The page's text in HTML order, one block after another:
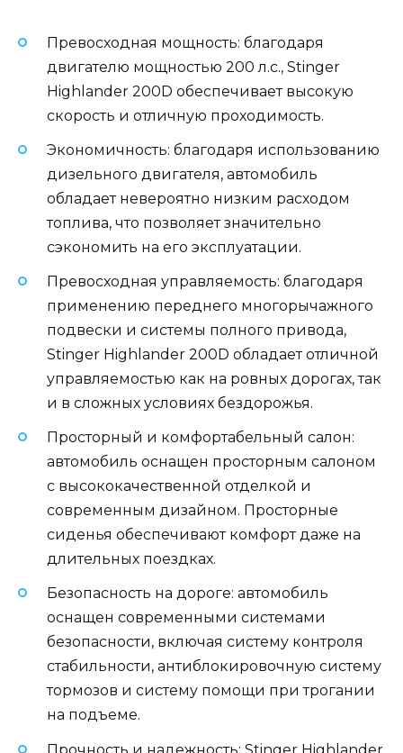
Превосходная мощность: благодаря
двигателю мощностью 200 л.с., Stinger
Highlander 200D обеспечивает высокую
скорость и отличную проходимость.
Экономичность: благодаря использованию
дизельного двигателя, автомобиль
обладает невероятно низким расходом
топлива, что позволяет значительно
сэкономить на его эксплуатации.
Превосходная управляемость: благодаря
применению переднего многорычажного
подвески и системы полного привода,
Stinger Highlander 200D обладает отличной
управляемостью как на ровных дорогах, так
и в сложных условиях бездорожья.
Просторный и комфортабельный салон:
автомобиль оснащен просторным салоном
с высококачественной отделкой и
современным дизайном. Просторные
сиденья обеспечивают комфорт даже на
длительных поездках.
Безопасность на дороге: автомобиль
оснащен современными системами
безопасности, включая систему контроля
стабильности, антиблокировочную систему
тормозов и систему помощи при трогании
на подъеме.
Прочность и надежность: Stinger Highlander